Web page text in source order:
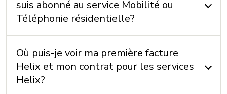
suis abonné au service Mobilité ou
Téléphonie résidentielle?
Où puis-je voir ma première facture
Helix et mon contrat pour les services
Helix?